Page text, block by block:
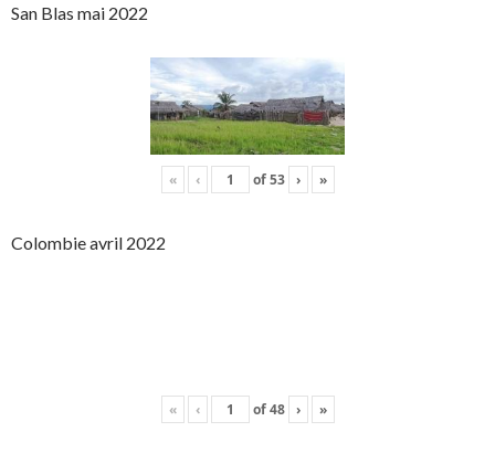
San Blas mai 2022
« ‹ of53 › »
Colombie avril 2022
« ‹ of48 › »